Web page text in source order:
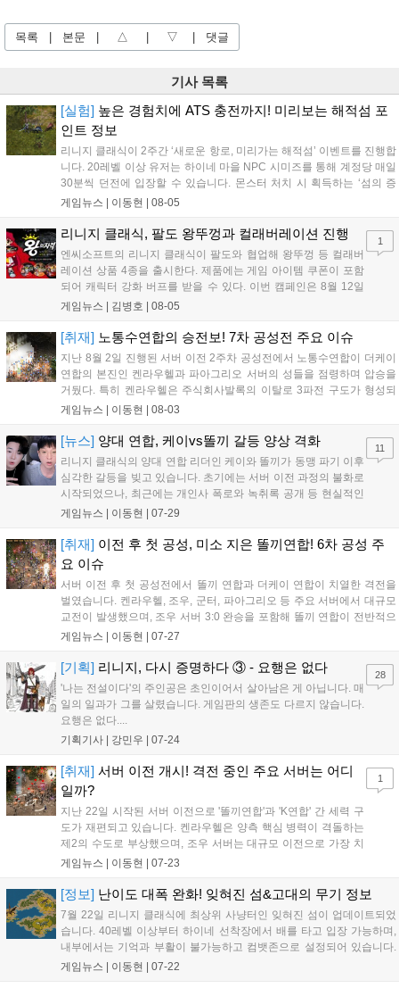
목록 본문 △ ▽ 댓글
기사 목록
[실험] 높은 경험치에 ATS 충전까지! 미리보는 해적섬 포
인트 정보
리니지 클래식이 2주간 ‘새로운 항로, 미리가는 해적섬’ 이벤트를 진행합
니다. 20레벨 이상 유저는 하이네 마을 NPC 시미즈를 통해 계정당 매일
30분씩 던전에 입장할 수 있습니다. 몬스터 처치 시 획득하는 ‘섬의 증
표’는 레스타 NPC를 통해 톱니바퀴, 충전석 등 소모품으로 교환 가능합
을 도모하는 것을 추천합니다....
게임뉴스 | 이동현 08-05
리니지 클래식, 팔도 왕뚜껑과 컬래버레이션 진행
엔씨소프트의 리니지 클래식이 팔도와 협업해 왕뚜껑 등 컬래버
레이션 상품 4종을 출시한다. 제품에는 게임 아이템 쿠폰이 포함
되어 캐릭터 강화 버프를 받을 수 있다. 이번 캠페인은 8월 12일
부터 12월 1일까지 진행되며, SNS 이벤트 참여 시 추첨을 통해
인 가능하다....
게임뉴스 | 김병호 08-05
1
[취재] 노통수연합의 승전보! 7차 공성전 주요 이슈
지난 8월 2일 진행된 서버 이전 2주차 공성전에서 노통수연합이 더케이
연합의 본진인 켄라우헬과 파아그리오 서버의 성들을 점령하며 압승을
거뒀다. 특히 켄라우헬은 주식회사발록의 이탈로 3파전 구도가 형성되
었고, 노통수연합은 치열한 교전 끝에 윈성과 켄성을 확보했다. 군터 서
다. 더케이연합은 본진 성을 모두 내어주며 대규모 정비가 예상된다....
게임뉴스 | 이동현 08-03
[뉴스] 양대 연합, 케이vs똘끼 갈등 양상 격화
리니지 클래식의 양대 연합 리더인 케이와 똘끼가 동맹 파기 이후
심각한 갈등을 빚고 있습니다. 초기에는 서버 이전 과정의 불화로
시작되었으나, 최근에는 개인사 폭로와 녹취록 공개 등 현실적인
영역까지 싸움이 격화되어 돌이킬 수 없는 상황입니다. 현재 구체
내외적으로 큰 파장이 일고 있어 향후 두 세력의 행보에 귀추가
주목됩니다....
게임뉴스 | 이동현 07-29
11
[취재] 이전 후 첫 공성, 미소 지은 똘끼연합! 6차 공성 주
요 이슈
서버 이전 후 첫 공성전에서 똘끼 연합과 더케이 연합이 치열한 격전을
벌였습니다. 켄라우헬, 조우, 군터, 파아그리오 등 주요 서버에서 대규모
교전이 발생했으며, 조우 서버 3:0 완승을 포함해 똘끼 연합이 전반적으
로 우세한 성과를 거뒀습니다. 특히 똘끼 연합은 상대 본진인 켄라우헬
성전은 양 연합의 자존심을 건 대결로, 향후 2차 서버 이전 이후의 판도
변화에도 큰 관심이 쏠리고 있습니다....
게임뉴스 | 이동현 07-27
[기획] 리니지, 다시 증명하다 ③ - 요행은 없다
'나는 전설이다'의 주인공은 초인이어서 살아남은 게 아닙니다. 매
일의 일과가 그를 살렸습니다. 게임판의 생존도 다르지 않습니다.
요행은 없다....
기획기사 | 강민우 07-24
28
[취재] 서버 이전 개시! 격전 중인 주요 서버는 어디
일까?
지난 22일 시작된 서버 이전으로 '똘끼연합'과 'K연합' 간 세력 구
도가 재편되고 있습니다. 켄라우헬은 양측 핵심 병력이 격돌하는
제2의 수도로 부상했으며, 조우 서버는 대규모 이전으로 가장 치
열한 격전지가 되었습니다. 파아그리오와 듀크데필 등에서도 연
간 대규모 공성전 등 판도가 더욱 명확해질 전망입니다....
게임뉴스 | 이동현 07-23
1
[정보] 난이도 대폭 완화! 잊혀진 섬&고대의 무기 정보
7월 22일 리니지 클래식에 최상위 사냥터인 잊혀진 섬이 업데이트되었
습니다. 40레벨 이상부터 하이네 선착장에서 배를 타고 입장 가능하며,
내부에서는 기억과 부활이 불가능하고 컴뱃존으로 설정되어 있습니다.
과거보다 난이도가 완화되었으나 여전히 높은 제약이 존재하며, 몬스터
게임뉴스 | 이동현 07-22